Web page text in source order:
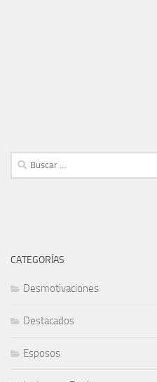
Buscar:
CATEGORÍAS
Desmotivaciones
Destacados
Esposos